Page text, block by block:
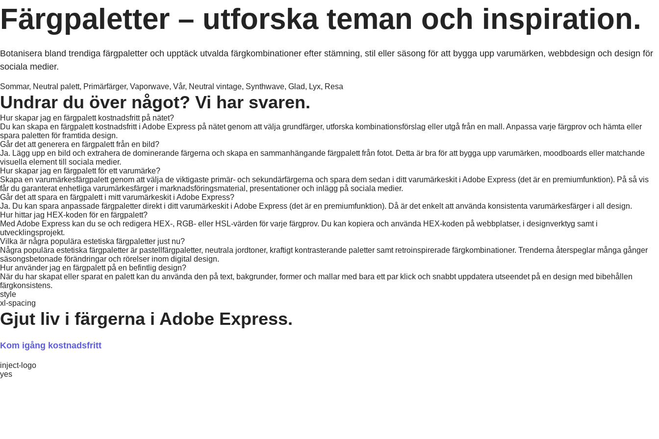
Färgpaletter – utforska teman och inspiration.
Botanisera bland trendiga färgpaletter och upptäck utvalda färgkombinationer efter stämning, stil eller säsong för att bygga upp varumärken, webbdesign och design för
sociala medier.
Sommar, Neutral palett, Primärfärger, Vaporwave, Vår, Neutral vintage, Synthwave, Glad, Lyx, Resa
Undrar du över något? Vi har svaren.
Hur skapar jag en färgpalett kostnadsfritt på nätet?
Du kan skapa en färgpalett kostnadsfritt i Adobe Express på nätet genom att välja grundfärger, utforska kombinationsförslag eller utgå från en mall. Anpassa varje färgprov och hämta eller
spara paletten för framtida design.​
Går det att generera en färgpalett från en bild?
Ja. Lägg upp en bild och extrahera de dominerande färgerna och skapa en sammanhängande färgpalett från fotot. Detta är bra för att bygga upp varumärken, moodboards eller matchande
visuella element till sociala medier.​​
Hur skapar jag en färgpalett för ett varumärke?
Skapa en varumärkesfärgpalett genom att välja de viktigaste primär- och sekundärfärgerna och spara dem sedan i ditt varumärkeskit i Adobe Express (det är en premiumfunktion). På så vis
får du garanterat enhetliga varumärkesfärger i marknadsföringsmaterial, presentationer och inlägg på sociala medier.​
Går det att spara en färgpalett i mitt varumärkeskit i Adobe Express?
Ja. Du kan spara anpassade färgpaletter direkt i ditt varumärkeskit i Adobe Express (det är en premiumfunktion). Då är det enkelt att använda konsistenta varumärkesfärger i all design.
Hur hittar jag HEX-koden för en färgpalett?
Med Adobe Express kan du se och redigera HEX-, RGB- eller HSL-värden för varje färgprov. Du kan kopiera och använda HEX-koden på webbplatser, i designverktyg samt i
utvecklingsprojekt.
Vilka är några populära estetiska färgpaletter just nu?
Några populära estetiska färgpaletter är pastellfärgpaletter, neutrala jordtoner, kraftigt kontrasterande paletter samt retroinspirerade färgkombinationer. Trenderna återspeglar många gånger
säsongsbetonade förändringar och rörelser inom digital design.​
Hur använder jag en färgpalett på en befintlig design?
När du har skapat eller sparat en palett kan du använda den på text, bakgrunder, former och mallar med bara ett par klick och snabbt uppdatera utseendet på en design med bibehållen
färgkonsistens.​
style
xl-spacing
Gjut liv i färgerna i Adobe Express.
Kom igång kostnadsfritt
inject-logo
yes